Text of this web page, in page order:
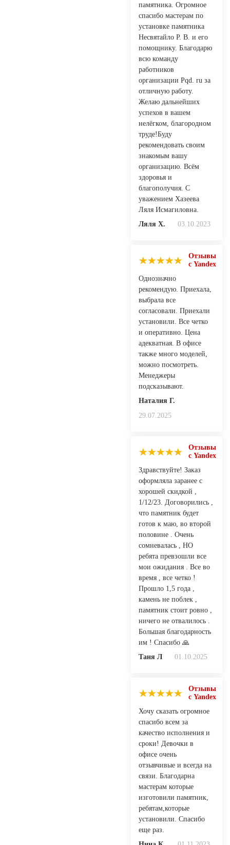
памятника. Огромное
спасибо мастерам по
установке памятника
Несвятайло Р. В. и его
помощнику. Благодарю
всю команду
работников
организации Pqd. ru за
отличную работу.
Желаю дальнейших
успехов в вашем
нелёгком, благородном
труде!Буду
рекомендовать своим
знакомым вашу
организацию. Всём
здоровья и
благополучия. С
уважением Хазеева
Ляля Исмагиловна.
Ляля Х.
03.10.2023
Отзывы
с Yandex
Однозначно
рекомендую. Приехала,
выбрала все
согласовали. Приехали
установили. Все четко
и оперативно. Цена
адекватная. В офисе
также много моделей,
можно посмотреть.
Менеджеры
подсказывают.
Наталия Г.
29.07.2025
Отзывы
с Yandex
Здравствуйте! Заказ
оформляла заранее с
хорошей скидкой ,
1/12/23. Договорились ,
что памятник будет
готов к маю, во второй
половине . Очень
сомневалась , НО
ребята превзошли все
мои ожидания . Все во
время , все четко !
Прошло 1,5 года ,
камень не поблек ,
памятник стоит ровно ,
ничего не отвалилось .
Большая благодарность
им ! Спасибо 🙏
Таня Л
01.10.2025
Отзывы
с Yandex
Хочу сказать огромное
спасибо всем за
качество исполнения и
сроки! Девочки в
офисе очень
отзывчивые и всегда на
связи. Благодарна
мастерам которые
изготовили памятник,
ребятам,которые
установили. Спасибо
еще раз.